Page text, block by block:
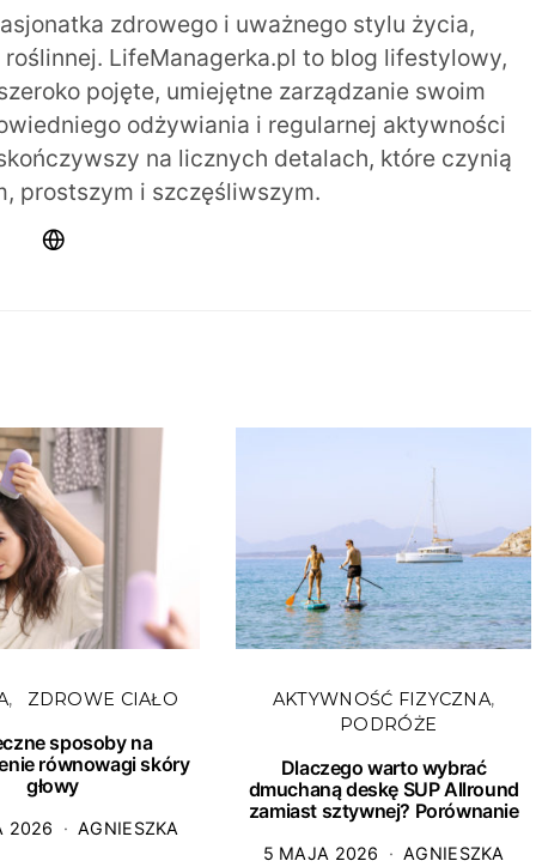
zdrowego i uważnego stylu życia,
LifeManagerka.pl to blog lifestylowy,
pojęte, umiejętne zarządzanie swoim
odżywiania i regularnej aktywności
na licznych detalach, które czynią
prostszym i szczęśliwszym.
ZDROWE CIAŁO
sposoby na
równowagi skóry
głowy
2026 AGNIESZKA
AKTYWNOŚĆ FIZYCZNA
PODRÓŻE
Dlaczego warto wybrać
dmuchaną deskę SUP Allround
zamiast sztywnej? Porównanie
5 MAJA 2026 AGNIESZKA